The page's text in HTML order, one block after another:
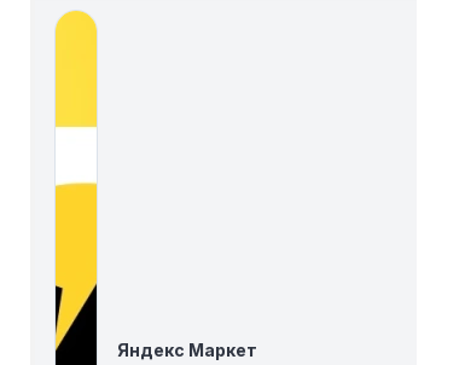
Яндекс Маркет